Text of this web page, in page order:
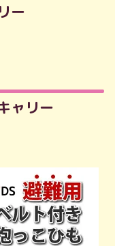
ー
ャリー